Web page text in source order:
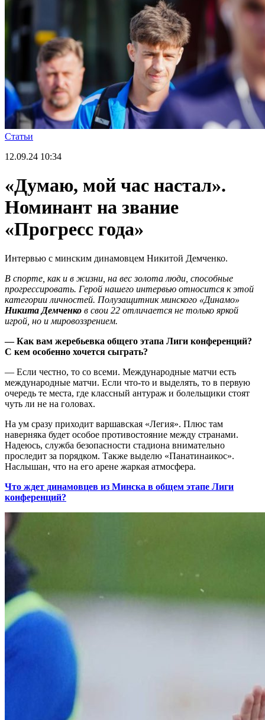
Статьи
12.09.24 10:34
«Думаю, мой час настал».
Номинант на звание
«Прогресс года»
Интервью с минским динамовцем Никитой Демченко.
В спорте, как и в жизни, на вес золота люди, способные
прогрессировать. Герой нашего интервью относится к этой
категории личностей. Полузащитник минского «Динамо»
Никита Демченко в свои 22 отличается не только яркой
игрой, но и мировоззрением.
— Как вам жеребьевка общего этапа Лиги конференций?
С кем особенно хочется сыграть?
— Если честно, то со всеми. Международные матчи есть
международные матчи. Если что-то и выделять, то в первую
очередь те места, где классный антураж и болельщики стоят
чуть ли не на головах.
На ум сразу приходит варшавская «Легия». Плюс там
наверняка будет особое противостояние между странами.
Надеюсь, служба безопасности стадиона внимательно
проследит за порядком. Также выделю «Панатинаикос».
Наслышан, что на его арене жаркая атмосфера.
Что ждет динамовцев из Минска в общем этапе Лиги
конференций?